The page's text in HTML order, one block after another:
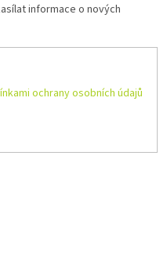
informace o nových
ochrany osobních údajů